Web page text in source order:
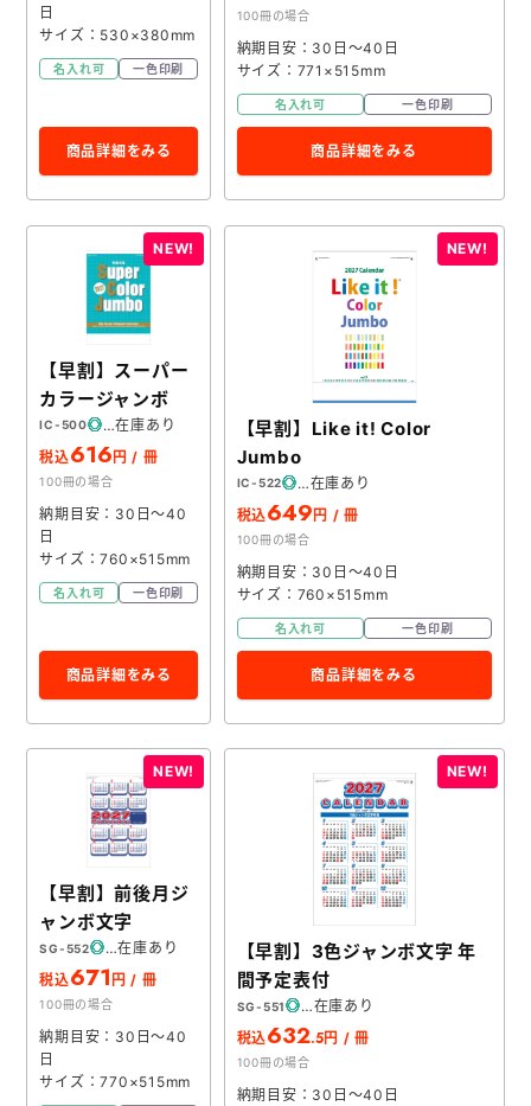
日
サイズ：530×380mm
名入れ可 一色印刷
商品詳細をみる
100冊の場合
納期目安：30日～40日
サイズ：771×515mm
名入れ可 一色印刷
商品詳細をみる
【早割】スーパー
カラージャンボ
IC-500
在庫あり
税込616 円 / 冊
100冊の場合
納期目安：30日～40
日
サイズ：760×515mm
名入れ可 一色印刷
商品詳細をみる
【早割】Like it! Color
Jumbo
IC-522
在庫あり
税込649円 / 冊
100冊の場合
納期目安：30日～40日
サイズ：760×515mm
名入れ可 一色印刷
商品詳細をみる
【早割】前後月ジ
ャンボ文字
SG-552
在庫あり
税込671 円 / 冊
100冊の場合
納期目安：30日～40
日
サイズ：770×515mm
【早割】3色ジャンボ文字 年
間予定表付
SG-551
在庫あり
税込632.5円 / 冊
100冊の場合
納期目安：30日～40日